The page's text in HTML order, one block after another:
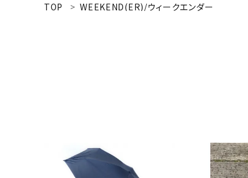
TOP WEEKEND(ER)/ウィークエンダー